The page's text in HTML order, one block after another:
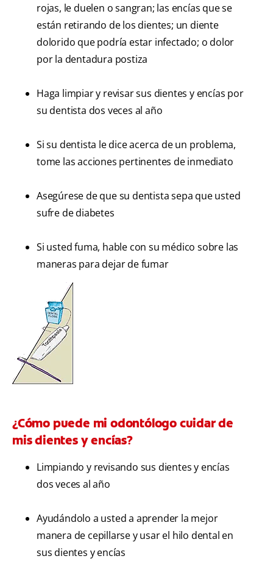
rojas, le duelen o sangran; las encías que se
están retirando de los dientes; un diente
dolorido que podría estar infectado; o dolor
por la dentadura postiza
Haga limpiar y revisar sus dientes y encías por
su dentista dos veces al año
Si su dentista le dice acerca de un problema,
tome las acciones pertinentes de inmediato
Asegúrese de que su dentista sepa que usted
sufre de diabetes
Si usted fuma, hable con su médico sobre las
maneras para dejar de fumar
¿Cómo puede mi odontólogo cuidar de
mis dientes y encías?
Limpiando y revisando sus dientes y encías
dos veces al año
Ayudándolo a usted a aprender la mejor
manera de cepillarse y usar el hilo dental en
sus dientes y encías